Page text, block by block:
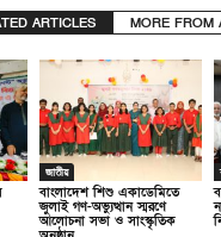
ARTICLES MORE FROM
জাতীয়
বাংলাদেশ শিশু একাডেমিতে
জুলাই গণ-অভ্যুত্থান স্মরণে
আলোচনা সভা ও সাংস্কৃতিক